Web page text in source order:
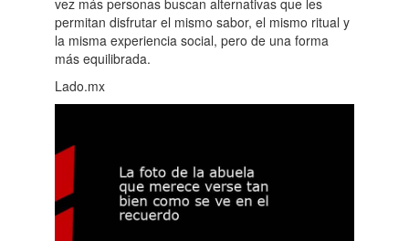
permitan disfrutar el mismo sabor, el mismo ritual y
la misma experiencia social, pero de una forma
más equilibrada.
Lado.mx